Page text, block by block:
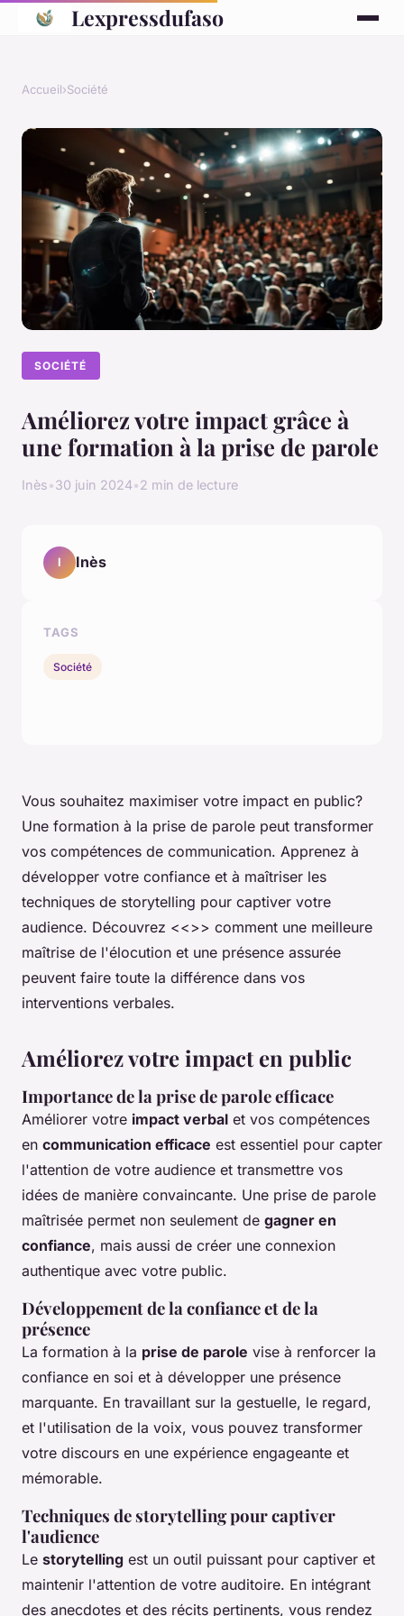
Lexpressdufaso
Accueil›Société
SOCIÉTÉ
Améliorez votre impact grâce à
une formation à la prise de parole
Inès•30 juin 2024•2 min de lecture
Vous souhaitez maximiser votre impact en public?
Une formation à la prise de parole peut transformer
vos compétences de communication. Apprenez à
développer votre confiance et à maîtriser les
techniques de storytelling pour captiver votre
audience. Découvrez <<>> comment une meilleure
maîtrise de l'élocution et une présence assurée
peuvent faire toute la différence dans vos
interventions verbales.
Améliorez votre impact en public
Importance de la prise de parole efficace
Améliorer votre impact verbal et vos compétences
en communication efficace est essentiel pour capter
l'attention de votre audience et transmettre vos
idées de manière convaincante. Une prise de parole
maîtrisée permet non seulement de gagner en
confiance, mais aussi de créer une connexion
authentique avec votre public.
Développement de la confiance et de la
présence
La formation à la prise de parole vise à renforcer la
confiance en soi et à développer une présence
marquante. En travaillant sur la gestuelle, le regard,
et l'utilisation de la voix, vous pouvez transformer
votre discours en une expérience engageante et
mémorable.
Techniques de storytelling pour captiver
l'audience
Le storytelling est un outil puissant pour captiver et
maintenir l'attention de votre auditoire. En intégrant
des anecdotes et des récits pertinents, vous rendez
I Inès
TAGS
Société